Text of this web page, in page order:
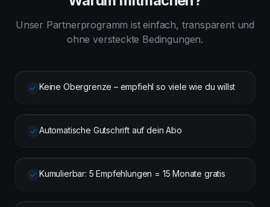
Unser Partnerprogramm ist einfach, transparent und
ohne versteckte Bedingungen.
Keine Obergrenze – empfiehl so viele wie du willst
Automatische Gutschrift auf dein Abo
Kumulierbar: 5 Empfehlungen = 15 Monate gratis